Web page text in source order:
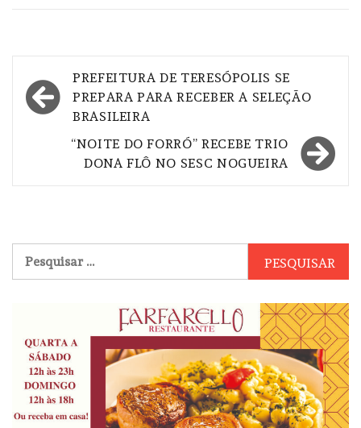
Navegação
de
PREFEITURA DE TERESÓPOLIS SE
PREPARA PARA RECEBER A SELEÇÃO
BRASILEIRA
“NOITE DO FORRÓ” RECEBE TRIO
DONA FLÔ NO SESC NOGUEIRA